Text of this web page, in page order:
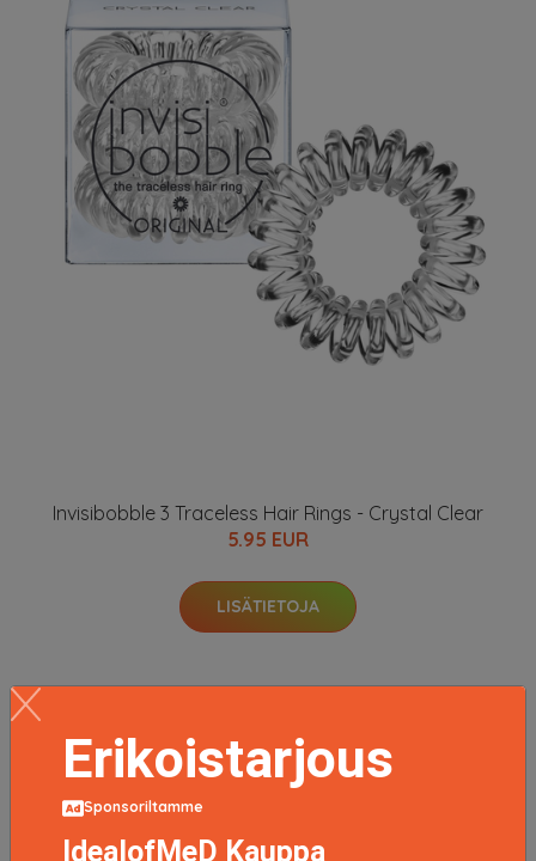
Invisibobble 3 Traceless Hair Rings - Crystal Clear
5.95 EUR
LISÄTIETOJA
Kids Sprunchie Unicorn, Invisibobble Ponnarit
Erikoistarjous
Sponsoriltamme
IdealofMeD Kauppa